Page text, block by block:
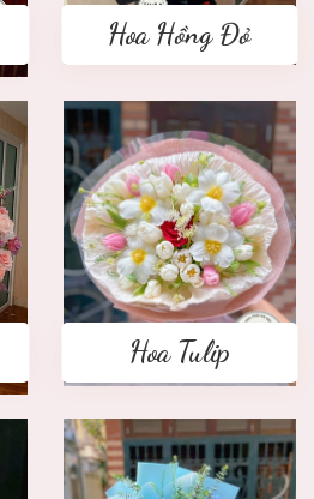
Hoa Hồng Đỏ
Hoa Tulip